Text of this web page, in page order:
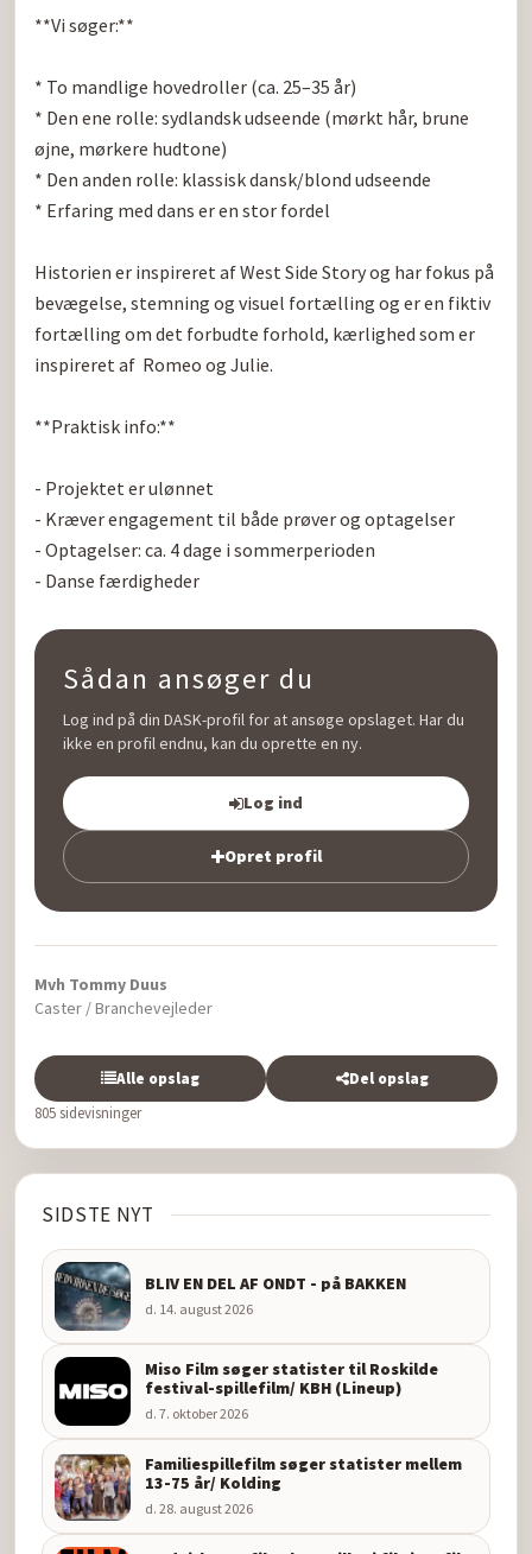
**Vi søger:**
* To mandlige hovedroller (ca. 25–35 år)
* Den ene rolle: sydlandsk udseende (mørkt hår, brune
øjne, mørkere hudtone)
* Den anden rolle: klassisk dansk/blond udseende
* Erfaring med dans er en stor fordel
Historien er inspireret af West Side Story og har fokus på
bevægelse, stemning og visuel fortælling og er en fiktiv
fortælling om det forbudte forhold, kærlighed som er
inspireret af  Romeo og Julie.
**Praktisk info:**
- Projektet er ulønnet
- Kræver engagement til både prøver og optagelser
- Optagelser: ca. 4 dage i sommerperioden
Sådan ansøger du
Log ind på din DASK-profil for at ansøge opslaget. Har du
ikke en profil endnu, kan du oprette en ny.
Log ind
Opret profil
Mvh Tommy Duus
Caster / Branchevejleder
Alle opslag
Del opslag
805 sidevisninger
SIDSTE NYT
BLIV EN DEL AF ONDT - på BAKKEN
d. 14. august 2026
Miso Film søger statister til Roskilde
festival-spillefilm/ KBH (Lineup)
d. 7. oktober 2026
Familiespillefilm søger statister mellem
13-75 år/ Kolding
d. 28. august 2026